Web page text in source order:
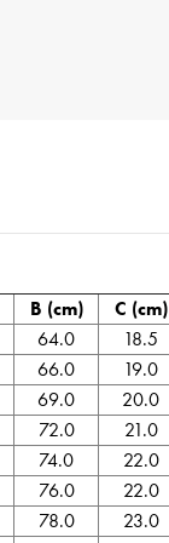
B (cm)
C (cm)
64.0
18.5
66.0
19.0
69.0
20.0
72.0
21.0
74.0
22.0
76.0
22.0
78.0
23.0